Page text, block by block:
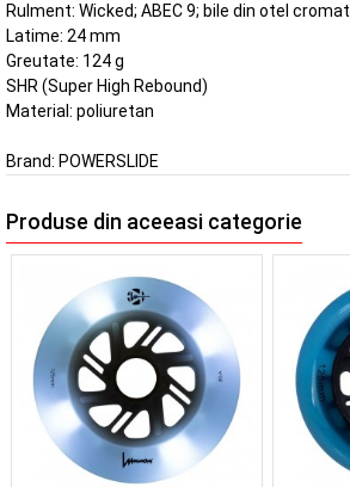
Rulment: Wicked; ABEC 9; bile din otel cromat
Latime: 24 mm
Greutate: 124 g
SHR (Super High Rebound)
Material: poliuretan
Brand: POWERSLIDE
Produse din aceeasi categorie